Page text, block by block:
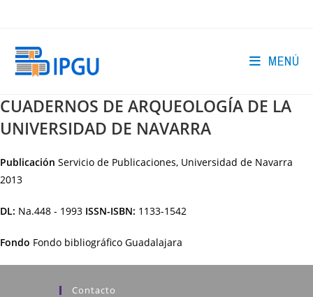
MENÚ
CUADERNOS DE ARQUEOLOGÍA DE LA
UNIVERSIDAD DE NAVARRA
Publicación Servicio de Publicaciones, Universidad de Navarra
2013
DL: Na.448 - 1993 ISSN-ISBN: 1133-1542
Fondo Fondo bibliográfico Guadalajara
Contacto